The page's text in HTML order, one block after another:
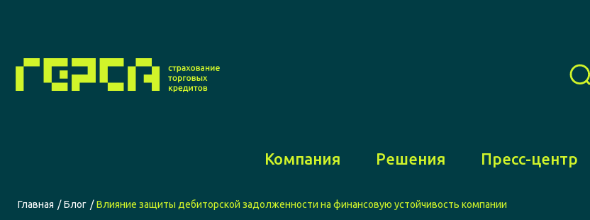
Компания Решения Пресс-центр
Главная Блог Влияние защиты дебиторской задолженности на финансовую устойчивость компании